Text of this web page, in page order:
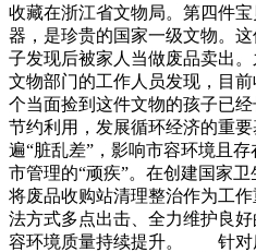
收藏在浙江省文物局。第四件
器，是珍贵的国家一级文物。
子发现后被家人当做废品卖出
文物部门的工作人员发现，目
个当面捡到这件文物的孩子已
节约利用，发展循环经济的重
遍“脏乱差”，影响市容环境且
市管理的“顽疾”。在创建国家
将废品收购站清理整治作为工
法方式多点出击、全力维护良
容环境质量持续提升。 针对